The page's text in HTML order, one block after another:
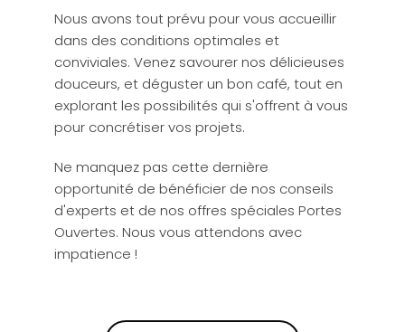
Nous avons tout prévu pour vous accueillir
dans des conditions optimales et
conviviales. Venez savourer nos délicieuses
douceurs, et déguster un bon café, tout en
explorant les possibilités qui s'offrent à vous
pour concrétiser vos projets.
Ne manquez pas cette dernière
opportunité de bénéficier de nos conseils
d'experts et de nos offres spéciales Portes
Ouvertes. Nous vous attendons avec
impatience !